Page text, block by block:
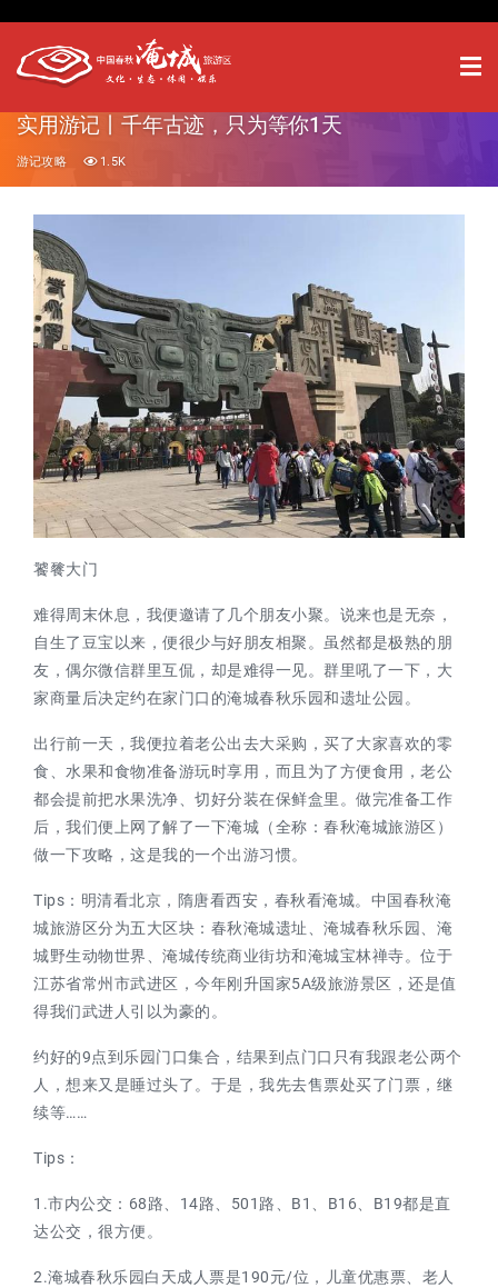
实用游记丨千年古迹，只为等你1天
游记攻略 1.5K
饕餮大门
难得周末休息，我便邀请了几个朋友小聚。说来也是无奈，
自生了豆宝以来，便很少与好朋友相聚。虽然都是极熟的朋
友，偶尔微信群里互侃，却是难得一见。群里吼了一下，大
家商量后决定约在家门口的淹城春秋乐园和遗址公园。
出行前一天，我便拉着老公出去大采购，买了大家喜欢的零
食、水果和食物准备游玩时享用，而且为了方便食用，老公
都会提前把水果洗净、切好分装在保鲜盒里。做完准备工作
后，我们便上网了解了一下淹城（全称：春秋淹城旅游区）
做一下攻略，这是我的一个出游习惯。
Tips：明清看北京，隋唐看西安，春秋看淹城。中国春秋淹
城旅游区分为五大区块：春秋淹城遗址、淹城春秋乐园、淹
城野生动物世界、淹城传统商业街坊和淹城宝林禅寺。位于
江苏省常州市武进区，今年刚升国家5A级旅游景区，还是值
得我们武进人引以为豪的。
约好的9点到乐园门口集合，结果到点门口只有我跟老公两个
人，想来又是睡过头了。于是，我先去售票处买了门票，继
续等……
Tips：
1.市内公交：68路、14路、501路、B1、B16、B19都是直
达公交，很方便。
2.淹城春秋乐园白天成人票是190元/位，儿童优惠票、老人